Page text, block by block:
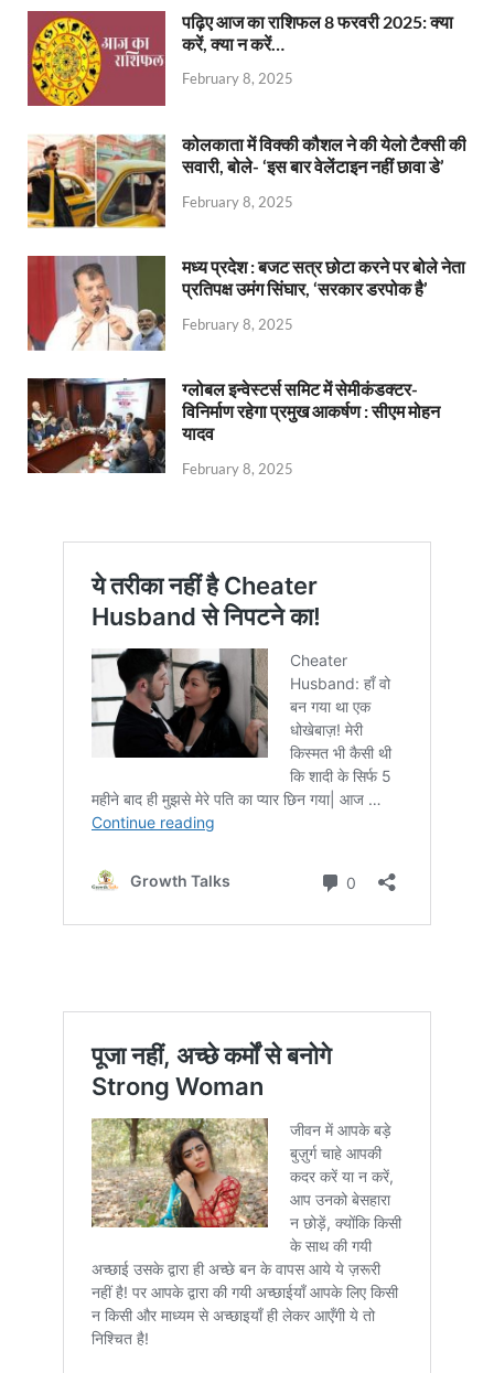
पढ़िए आज का राशिफल 8 फरवरी 2025: क्या
करें, क्या न करें…
February 8, 2025
कोलकाता में विक्की कौशल ने की येलो टैक्सी की
सवारी, बोले- ‘इस बार वेलेंटाइन नहीं छावा डे’
February 8, 2025
मध्य प्रदेश : बजट सत्र छोटा करने पर बोले नेता
प्रतिपक्ष उमंग सिंघार, ‘सरकार डरपोक है’
February 8, 2025
ग्लोबल इन्वेस्टर्स समिट में सेमीकंडक्टर-
विनिर्माण रहेगा प्रमुख आकर्षण : सीएम मोहन
यादव
February 8, 2025